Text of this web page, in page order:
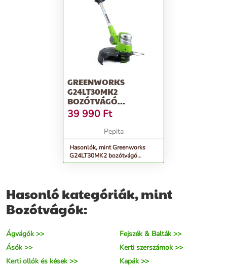
GREENWORKS
G24LT30MK2
BOZÓTVÁGÓ
AKKUMULÁTOROS 2
AH AKKUVAL ÉS TÖL...
39 990 Ft
Pepita
Hasonlók, mint Greenworks
G24LT30MK2 bozótvágó
akkumulátoros 2 Ah akkuval és
Hasonló kategóriák, mint
Bozótvágók:
Ágvágók >>
Fejszék & Balták >>
Ásók >>
Kerti szerszámok >>
Kerti ollók és kések >>
Kapák >>